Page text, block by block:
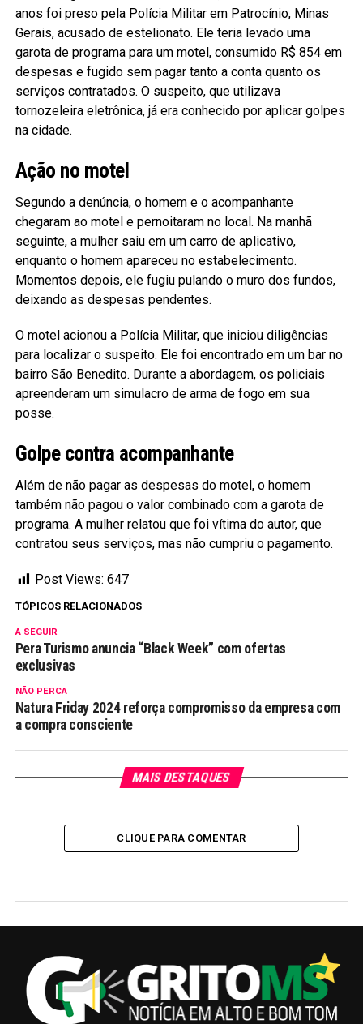
anos foi preso pela Polícia Militar em Patrocínio, Minas
Gerais, acusado de estelionato. Ele teria levado uma
garota de programa para um motel, consumido R$ 854 em
despesas e fugido sem pagar tanto a conta quanto os
serviços contratados. O suspeito, que utilizava
tornozeleira eletrônica, já era conhecido por aplicar golpes
na cidade.
Ação no motel
Segundo a denúncia, o homem e o acompanhante
chegaram ao motel e pernoitaram no local. Na manhã
seguinte, a mulher saiu em um carro de aplicativo,
enquanto o homem apareceu no estabelecimento.
Momentos depois, ele fugiu pulando o muro dos fundos,
deixando as despesas pendentes.
O motel acionou a Polícia Militar, que iniciou diligências
para localizar o suspeito. Ele foi encontrado em um bar no
bairro São Benedito. Durante a abordagem, os policiais
apreenderam um simulacro de arma de fogo em sua
posse.
Golpe contra acompanhante
Além de não pagar as despesas do motel, o homem
também não pagou o valor combinado com a garota de
programa. A mulher relatou que foi vítima do autor, que
contratou seus serviços, mas não cumpriu o pagamento.
Post Views: 647
TÓPICOS RELACIONADOS
A SEGUIR
Pera Turismo anuncia “Black Week” com ofertas
exclusivas
NÃO PERCA
Natura Friday 2024 reforça compromisso da empresa com
a compra consciente
MAIS DESTAQUES
CLIQUE PARA COMENTAR